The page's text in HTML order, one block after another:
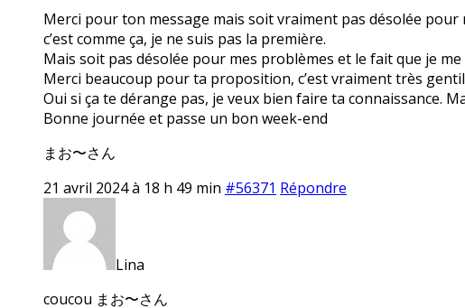
Merci pour ton message mais soit vraiment pas désolée pour
c’est comme ça, je ne suis pas la première.
Mais soit pas désolée pour mes problèmes et le fait que je
Merci beaucoup pour ta proposition, c’est vraiment très
Oui si ça te dérange pas, je veux bien faire ta connaissance.
Bonne journée et passe un bon week-end
まお〜さん
21 avril 2024 à 18 h 49 min #56371 Répondre
Lina
coucou まお〜さん